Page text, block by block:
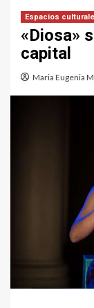
Espacios
«Diosa»
capital
Maria Eugenia